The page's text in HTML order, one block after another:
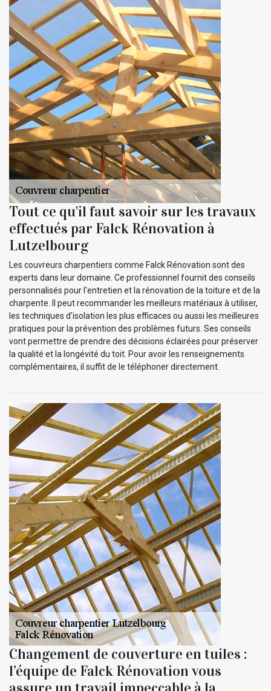
Tout ce qu'il faut savoir sur les travaux
effectués par Falck Rénovation à
Lutzelbourg
Les couvreurs charpentiers comme Falck Rénovation sont des
experts dans leur domaine. Ce professionnel fournit des conseils
personnalisés pour l'entretien et la rénovation de la toiture et de la
charpente. Il peut recommander les meilleurs matériaux à utiliser,
les techniques d'isolation les plus efficaces ou aussi les meilleures
pratiques pour la prévention des problèmes futurs. Ses conseils
vont permettre de prendre des décisions éclairées pour préserver
la qualité et la longévité du toit. Pour avoir les renseignements
complémentaires, il suffit de le téléphoner directement.
Changement de couverture en tuiles :
l’équipe de Falck Rénovation vous